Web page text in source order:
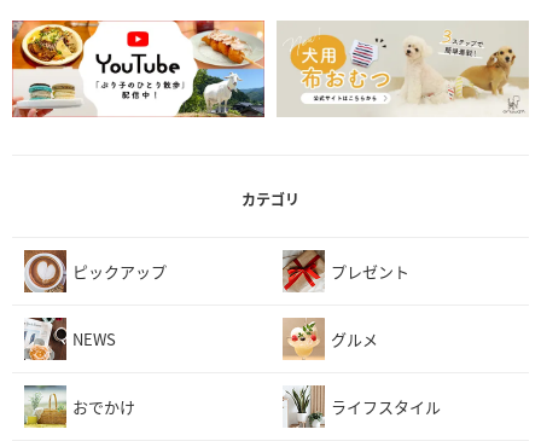
カテゴリ
ピックアップ プレゼント
NEWS グルメ
おでかけ ライフスタイル